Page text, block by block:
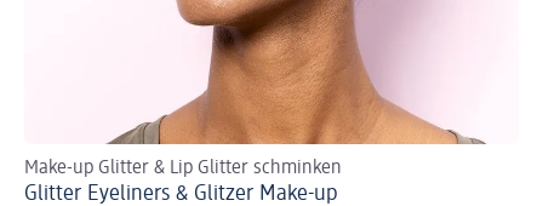
Make-up Glitter & Lip Glitter schminken
Glitter Eyeliners & Glitzer Make-up